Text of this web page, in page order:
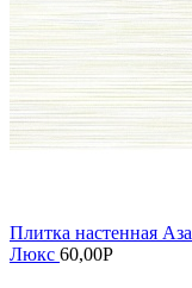
Плитка настенная
Люкс 60,00Р